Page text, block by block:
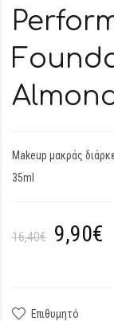
Makeup μακράς
35ml
16,40€ 9,90€
Επιθυμητό